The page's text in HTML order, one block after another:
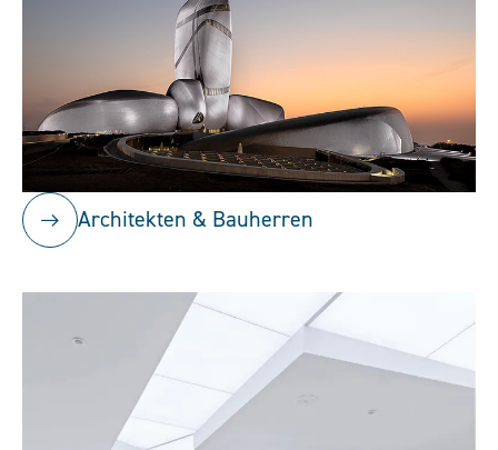
Architekten & Bauherren